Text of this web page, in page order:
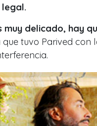
muy delicado, hay
tuvo Parived con